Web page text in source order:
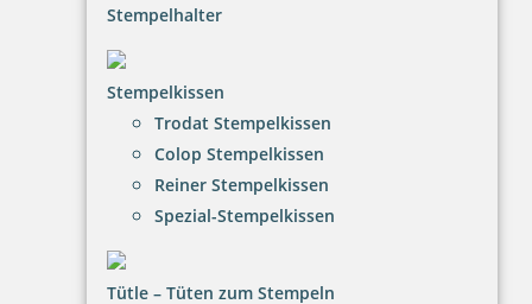
Stempelhalter
Stempelkissen
Trodat Stempelkissen
Colop Stempelkissen
Reiner Stempelkissen
Spezial-Stempelkissen
Tütle – Tüten zum Stempeln
inkl. 20.00 % Mwst.